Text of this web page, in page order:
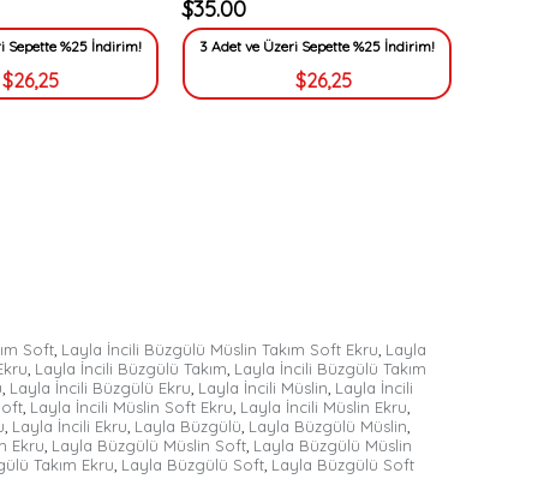
Sepette %25 İndirim!
$26,25
$35.00
3 Adet ve Üzeri Sepette %25 İndirim!
$26,25
Soft, Layla İncili Büzgülü Müslin Takım Soft Ekru, Layla
, Layla İncili Büzgülü Takım, Layla İncili Büzgülü Takım
, Layla İncili Büzgülü Ekru, Layla İncili Müslin, Layla İncili
, Layla İncili Müslin Soft Ekru, Layla İncili Müslin Ekru,
, Layla İncili Ekru, Layla Büzgülü, Layla Büzgülü Müslin,
Ekru, Layla Büzgülü Müslin Soft, Layla Büzgülü Müslin
Takım Ekru, Layla Büzgülü Soft, Layla Büzgülü Soft